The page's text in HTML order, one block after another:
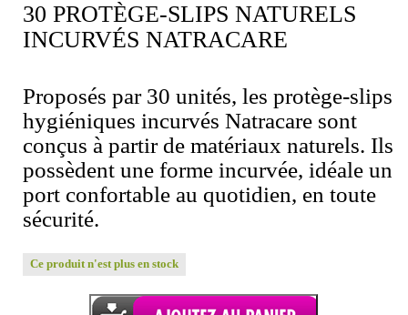
30 PROTÈGE-SLIPS NATURELS
INCURVÉS NATRACARE
Proposés par 30 unités, les protège-slips
hygiéniques incurvés Natracare sont
conçus à partir de matériaux naturels. Ils
possèdent une forme incurvée, idéale un
port confortable au quotidien, en toute
sécurité.
Ce produit n'est plus en stock